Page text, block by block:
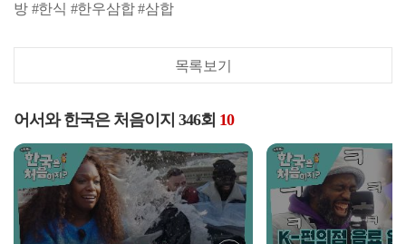
방 #한식 #한우삼합 #삼합
목록보기
어서와 한국은 처음이지 346회 10